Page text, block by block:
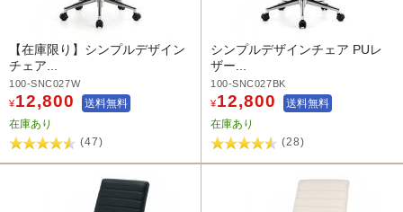
【在庫限り】シンプルデザイン
チェア...
100-SNC027W
¥12,800
送料無料
在庫あり
(47)
シンプルデザインチェア PUレ
ザー...
100-SNC027BK
¥12,800
送料無料
在庫あり
(28)